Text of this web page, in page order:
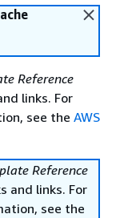
Reference
links. For
see the AWS
Reference
and links. For
see the